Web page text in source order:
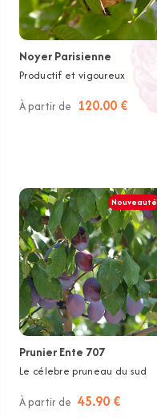
Noyer Parisienne
Productif et vigoureux
À partir de 120.00 €
Nouveauté
Prunier Ente 707
Le célebre pruneau du sud
À partir de 45.90 €